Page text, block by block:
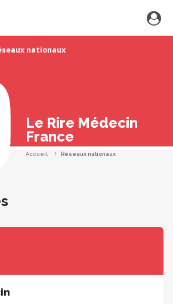
nationaux
Le Rire Médecin
France
Accueil Réseaux nationaux